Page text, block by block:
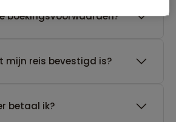
boekingsvoorwaarden?
mijn reis bevestigd is?
betaal ik?